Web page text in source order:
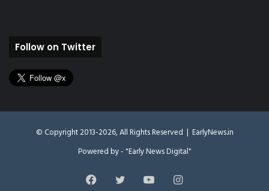
Follow on Twitter
© Copyright 2013-2026, All Rights Reserved | EarlyNews.in
Powered by - "Early News Digital"
FacebookTwitter YouTubeInstagram